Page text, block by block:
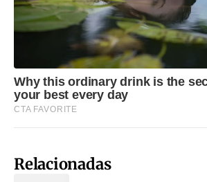
Relacionadas